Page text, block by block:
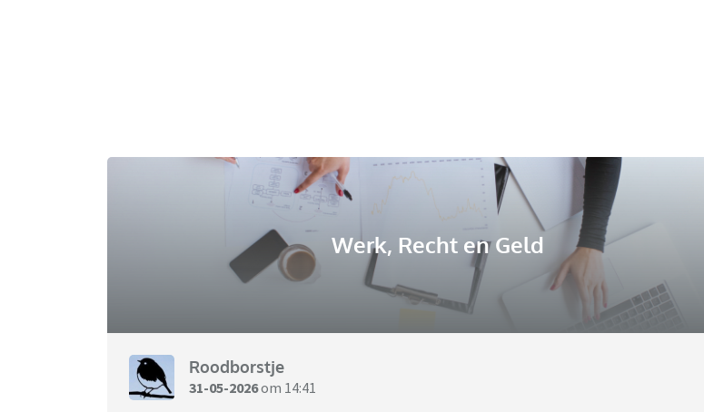
Werk, Recht en Geld
Roodborstje
31-05-2026om 14:41